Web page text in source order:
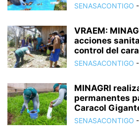
SENASACONTIGO -
VRAEM:
acciones
control del
SENASACONTIGO -
MINAGRI
permanentes
Caracol
SENASACONTIGO -